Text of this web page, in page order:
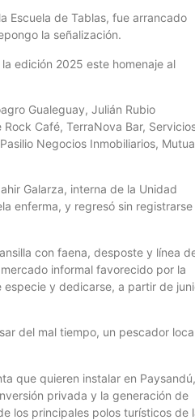
Escuela de Tablas, fue arrancado
la señalización.
edición 2025 este homenaje al
Gualeguay, Julián Rubio
Café, TerraNova Bar,
Negocios Inmobiliarios,
Galarza, interna de la Unidad
enferma, y regresó sin registrarse
con faena, desposte y línea
informal favorecido por la
y dedicarse, a partir de
del mal tiempo, un pescador
que quieren instalar en Paysandú,
privada y la generación de
los principales polos turísticos de